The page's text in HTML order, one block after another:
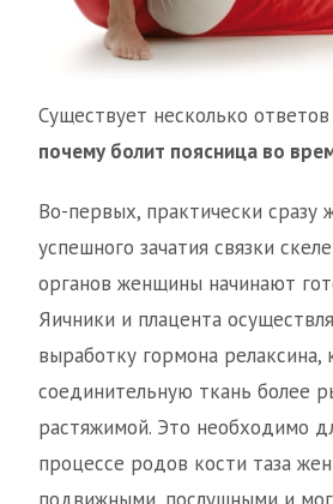
Существует несколько
почему болит поясница во
Во-первых, практически сразу
успешного зачатия связки
органов женщины начинают
Яичники и плацента
выработку гормона релаксина,
соединительную ткань более
растяжимой. Это необходимо
процессе родов кости таза